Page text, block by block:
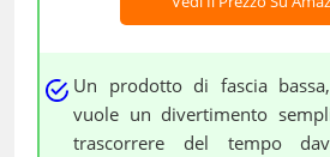
Un prodotto di fascia
vuole un divertimento
trascorrere del tempo